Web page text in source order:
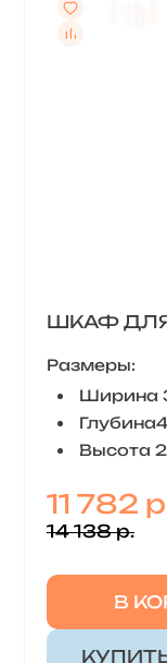
ШКАФ ДЛЯ
Размеры:
Ширина
Высота
11 782
14 138 р.
В